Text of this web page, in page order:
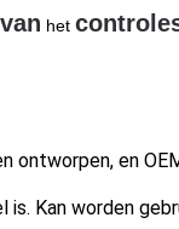
het
ontworpen, en
is. Kan worden